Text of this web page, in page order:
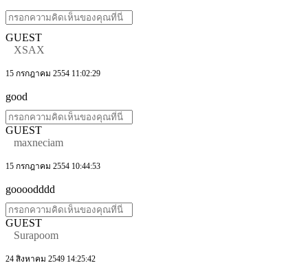
GUEST
XSAX
15 กรกฎาคม 2554 11:02:29
good
GUEST
maxneciam
15 กรกฎาคม 2554 10:44:53
goooodddd
GUEST
Surapoom
24 สิงหาคม 2549 14:25:42